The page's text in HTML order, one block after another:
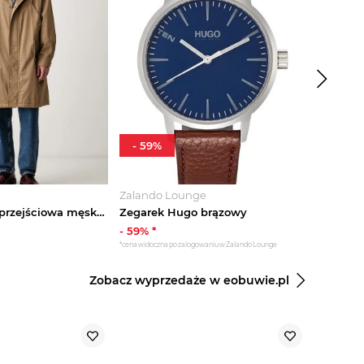
HUGO kurtka przejściowa męska z bawełną Miko2631 beżowy
Zalando Lounge
Zegarek Hugo brązowy
-59% *
*cena widoczna po zalogowaniu w Zalando Lounge
-59%
Zobacz wyprzedaże w eobuwie.pl